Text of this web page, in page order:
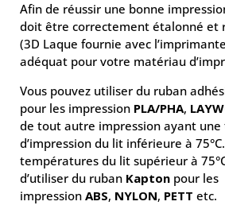
Afin de réussir une bonne
doit être correctement étalonné et
(3D Laque fournie avec
adéquat pour votre matériau
Vous pouvez utiliser du ruban
pour les impression PLA/PHA,
de tout autre impression ayant
d’impression du lit inférieure à
températures du lit supérieur à
d’utiliser du ruban Kapton pour les
impression ABS, NYLON, PETT etc.